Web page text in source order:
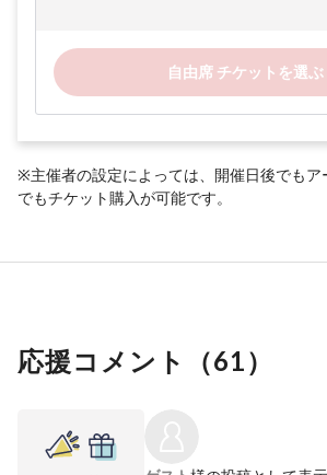
自由席 チケットを選ぶ
※主催者の設定によっては、開催日後でもア
でもチケット購入が可能です。
応援コメント（61）